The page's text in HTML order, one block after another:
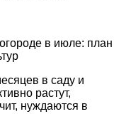
в июле: план
в саду и
растут,
нуждаются в